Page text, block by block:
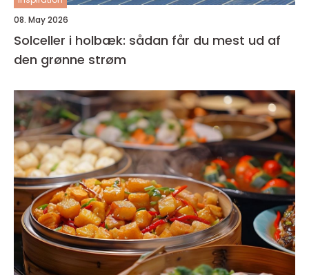
08. May 2026
Solceller i holbæk: sådan får du mest ud af
den grønne strøm